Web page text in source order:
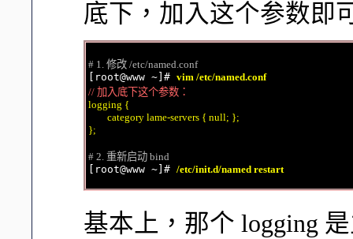
底下，加入这个参数即
# 1. 修改 /etc/named.conf
[root@www ~]# vim /etc/named.conf
// 加入底下这个参数：
logging {
        category lame-servers { null; };
};
# 2. 重新启动 bind
[root@www ~]# /etc/init.d/named restart
基本上，那个 logging